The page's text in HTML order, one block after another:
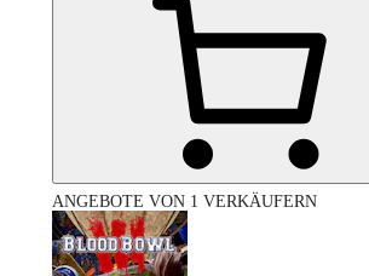
ANGEBOTE VON 1 VERKÄUFERN